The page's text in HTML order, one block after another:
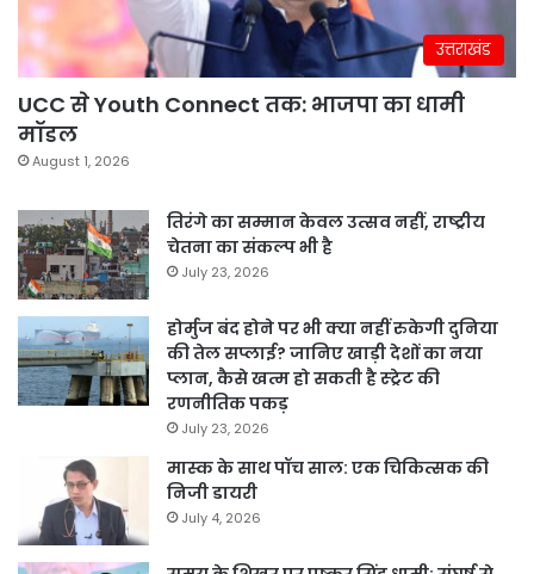
उत्तराखंड
UCC से Youth Connect तक: भाजपा का धामी
मॉडल
August 1, 2026
तिरंगे का सम्मान केवल उत्सव नहीं, राष्ट्रीय
चेतना का संकल्प भी है
July 23, 2026
होर्मुज बंद होने पर भी क्या नहीं रुकेगी दुनिया
की तेल सप्लाई? जानिए खाड़ी देशों का नया
प्लान, कैसे खत्म हो सकती है स्ट्रेट की
रणनीतिक पकड़
July 23, 2026
मास्क के साथ पॉच साल: एक चिकित्सक की
निजी डायरी
July 4, 2026